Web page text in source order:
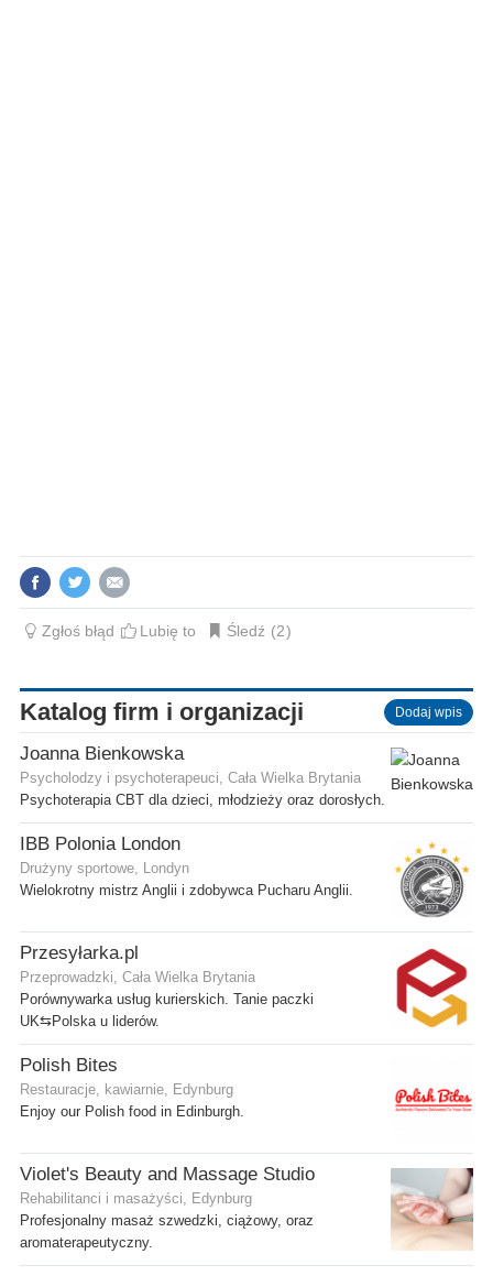
Zgłoś błąd Lubię to Śledź 2
Katalog firm i organizacji Dodaj wpis
Joanna Bienkowska
Psycholodzy i psychoterapeuci, Cała Wielka Brytania
Psychoterapia CBT dla dzieci, młodzieży oraz dorosłych.
IBB Polonia London
Drużyny sportowe, Londyn
Wielokrotny mistrz Anglii i zdobywca Pucharu Anglii.
Przesyłarka.pl
Przeprowadzki, Cała Wielka Brytania
Porównywarka usług kurierskich. Tanie paczki
UK⇆Polska u liderów.
Polish Bites
Restauracje, kawiarnie, Edynburg
Enjoy our Polish food in Edinburgh.
Violet's Beauty and Massage Studio
Rehabilitanci i masażyści, Edynburg
Profesjonalny masaż szwedzki, ciążowy, oraz
aromaterapeutyczny.